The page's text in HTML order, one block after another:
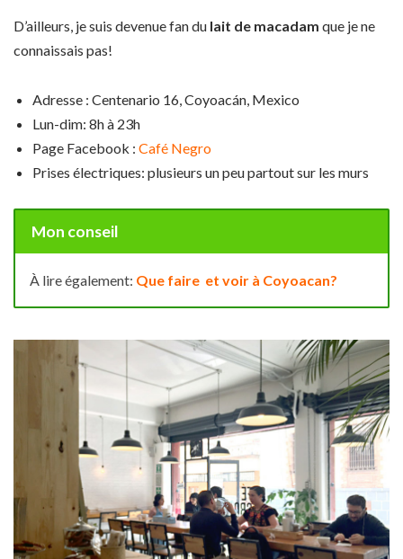
D’ailleurs, je suis devenue fan du lait de macadam que je ne
connaissais pas!
Adresse : Centenario 16, Coyoacán, Mexico
Lun-dim: 8h à 23h
Page Facebook : Café Negro
Prises électriques: plusieurs un peu partout sur les murs
Mon conseil
À lire également: Que faire et voir à Coyoacan?